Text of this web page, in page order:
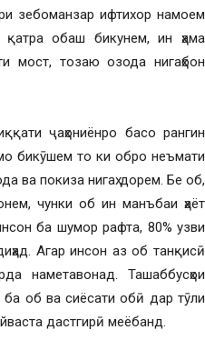
зебоманзар ифтихор намоем
қатра обаш бикунем, ин ҳама
мост, тозаю озода нигаҳбон
ҷаҳониёнро басо рангин
бикӯшем то ки обро неъмати
ва покиза нигаҳ дорем. Бе об,
чунки об ин манъбаи ҳаёт
ба шумор рафта, 80% узви
Агар инсон аз об танқисӣ
наметавонад. Ташаббусҳои
об ва сиёсати обӣ дар тӯли
дастгирӣ меёбанд.